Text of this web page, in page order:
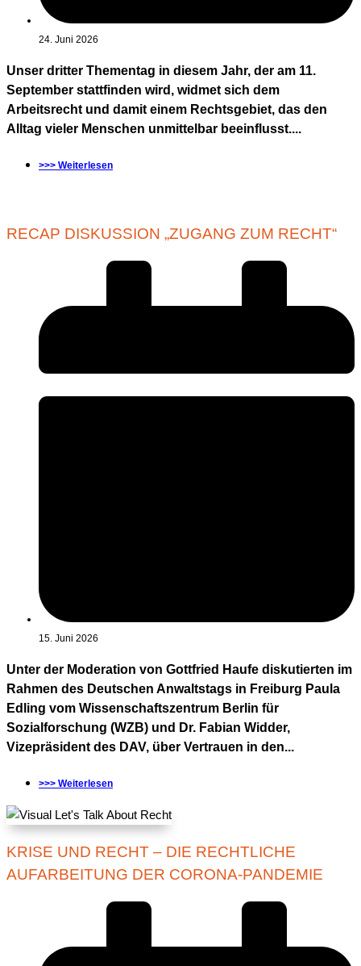
24. Juni 2026
Unser dritter Thementag in diesem Jahr, der am 11.
September stattfinden wird, widmet sich dem
Arbeitsrecht und damit einem Rechtsgebiet, das den
Alltag vieler Menschen unmittelbar beeinflusst....
>>> Weiterlesen
RECAP DISKUSSION „ZUGANG ZUM RECHT“
15. Juni 2026
Unter der Moderation von Gottfried Haufe diskutierten im
Rahmen des Deutschen Anwaltstags in Freiburg Paula
Edling vom Wissenschaftszentrum Berlin für
Sozialforschung (WZB) und Dr. Fabian Widder,
Vizepräsident des DAV, über Vertrauen in den...
>>> Weiterlesen
KRISE UND RECHT – DIE RECHTLICHE
AUFARBEITUNG DER CORONA-PANDEMIE